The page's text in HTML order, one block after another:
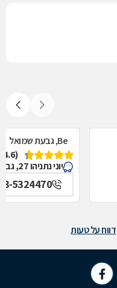
Be, גבעת שמואל
(4.6)
יוני נתניהו 27, גבעת שמואל
5324470
דווח על טעות